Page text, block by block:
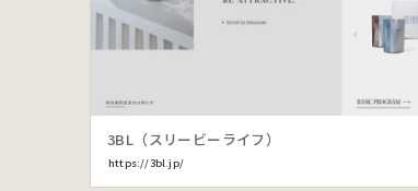
3BL（スリービーライフ）
https://3bl.jp/